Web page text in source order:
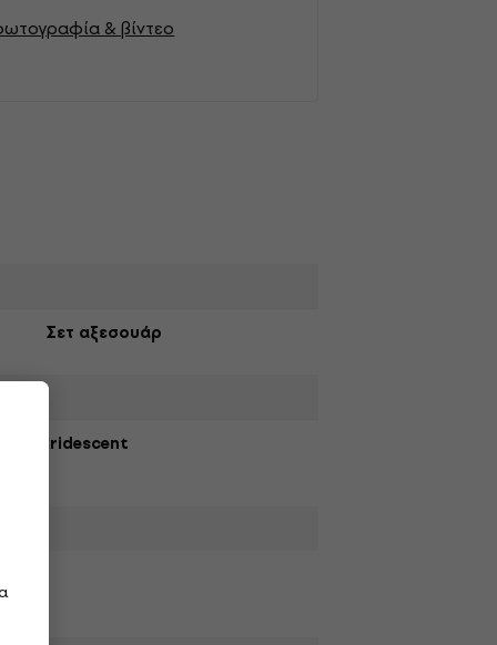
& βίντεο
Σετ αξεσουάρ
Iridescent